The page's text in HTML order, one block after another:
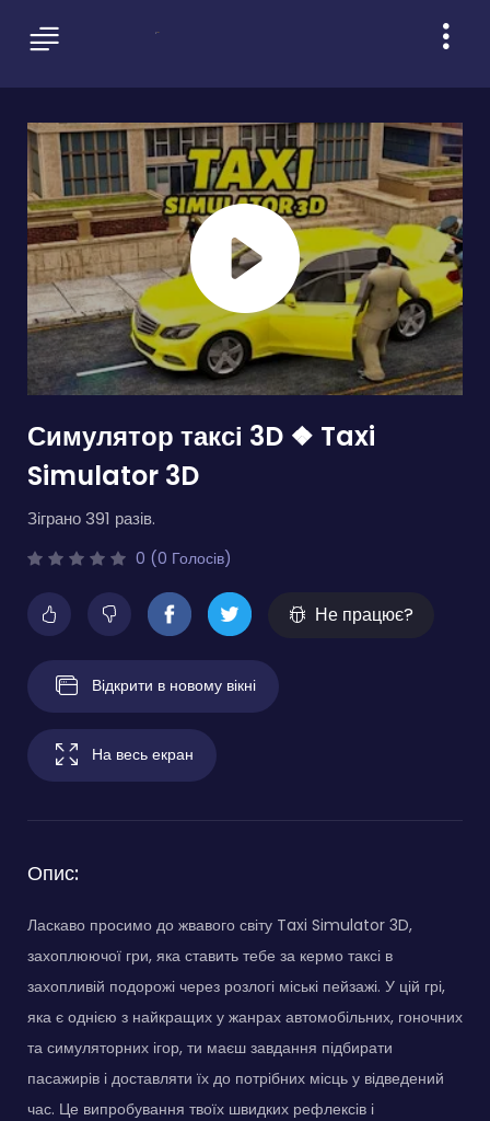
Симулятор таксі 3D ❖ Taxi
Simulator 3D
Зіграно 391 разів.
0 (0 Голосів)
Не працює?
Відкрити в новому вікні
На весь екран
Опис:
Ласкаво просимо до жвавого світу Taxi Simulator 3D,
захоплюючої гри, яка ставить тебе за кермо таксі в
захопливій подорожі через розлогі міські пейзажі. У цій грі,
яка є однією з найкращих у жанрах автомобільних, гоночних
та симуляторних ігор, ти маєш завдання підбирати
пасажирів і доставляти їх до потрібних місць у відведений
час. Це випробування твоїх швидких рефлексів і